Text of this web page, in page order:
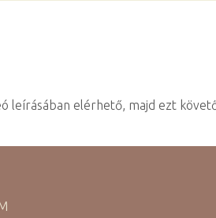
leírásában elérhető, majd ezt